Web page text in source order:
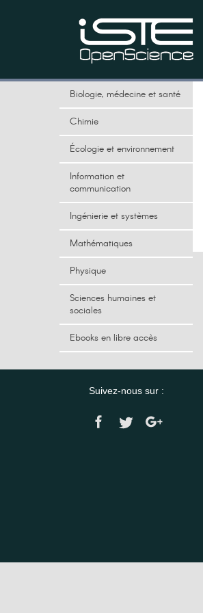
Biologie, médecine et santé
Chimie
Écologie et environnement
Information et
communication
Ingénierie et systèmes
Mathématiques
Physique
Sciences humaines et
sociales
Ebooks en libre accès
Suivez-nous sur :